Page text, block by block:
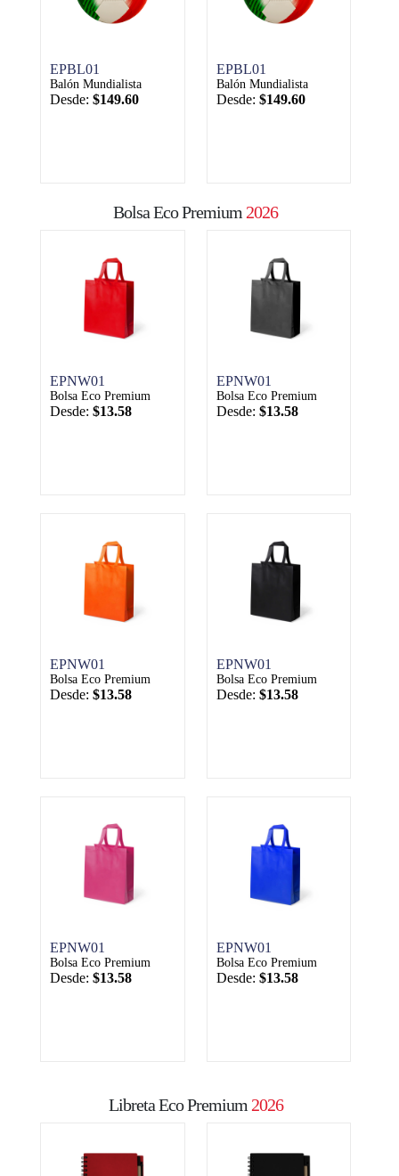
EPBL01
Balón Mundialista
Desde:$149.60
EPBL01
Balón Mundialista
Desde: $149.60
Bolsa Eco Premium 2026
EPNW01
Bolsa Eco Premium
Desde:$13.58
EPNW01
Bolsa Eco Premium
Desde: $13.58
EPNW01
Bolsa Eco Premium
Desde:$13.58
EPNW01
Bolsa Eco Premium
Desde: $13.58
EPNW01
Bolsa Eco Premium
Desde:$13.58
EPNW01
Bolsa Eco Premium
Desde: $13.58
Libreta Eco Premium 2026